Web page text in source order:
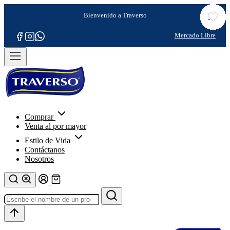
Comprar
Venta al por mayor
Estilo de Vida
Contáctanos
Nosotros